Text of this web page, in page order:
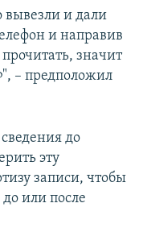
вывезли и дали
и направив
значит
– предположил
до
эту
записи, чтобы
до или после